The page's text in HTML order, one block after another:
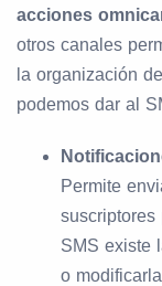
acciones
otros canales
la organización
podemos dar al
Permite
suscriptores
SMS existe
o